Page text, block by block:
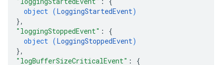
object (LoggingStartedEvent)
},
"loggingStoppedEvent" : {
object (LoggingStoppedEvent)
},
"logBufferSizeCriticalEvent" : {